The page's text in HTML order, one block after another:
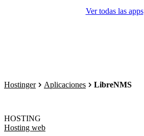
Ver todas las apps
Hostinger Aplicaciones LibreNMS
HOSTING
Hosting web